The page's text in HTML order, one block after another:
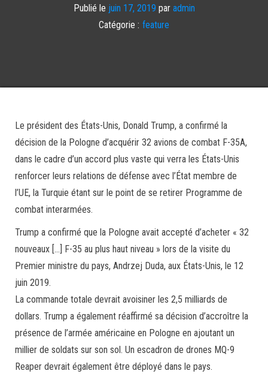
Publié le juin 17, 2019 par admin
Catégorie : feature
Le président des États-Unis, Donald Trump, a confirmé la
décision de la Pologne d’acquérir 32 avions de combat F-35A,
dans le cadre d’un accord plus vaste qui verra les États-Unis
renforcer leurs relations de défense avec l’État membre de
l’UE, la Turquie étant sur le point de se retirer Programme de
combat interarmées.
Trump a confirmé que la Pologne avait accepté d’acheter « 32
nouveaux […] F-35 au plus haut niveau » lors de la visite du
Premier ministre du pays, Andrzej Duda, aux États-Unis, le 12
juin 2019.
La commande totale devrait avoisiner les 2,5 milliards de
dollars. Trump a également réaffirmé sa décision d’accroître la
présence de l’armée américaine en Pologne en ajoutant un
millier de soldats sur son sol. Un escadron de drones MQ-9
Reaper devrait également être déployé dans le pays.